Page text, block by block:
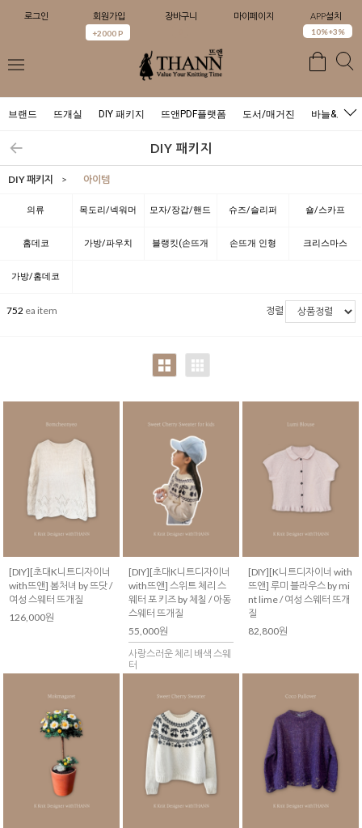
로그인 회원가입
+2000 P
장바구니 마이페이지 APP설치
10%+3%
브랜드 뜨개실 DIY 패키지 뜨앤PDF플랫폼 도서/매거진 바늘&도구
DIY 패키지
DIY 패키지 > 아이템
의류 목도리/넥워머 모자/장갑/핸드
워머
슈즈/슬리퍼 숄/스카프
홈데코 가방/파우치 블랭킷(손뜨개 손뜨개 인형 크리스마스
가방/홈데코
752 ea item 정렬
[DIY][초대K니트디자이너
with뜨앤] 봄처녀 by 뜨닷 /
여성 스웨터 뜨개질
126,000원
[DIY][초대K니트디자이너
with뜨앤] 스위트 체리 스
웨터 포 키즈 by 체칠 / 아동
스웨터 뜨개질
55,000원
사랑스러운 체리 배색 스웨
터
[DIY][K니트디자이너 with
뜨앤] 루미 블라우스 by mi
nt lime / 여성 스웨터 뜨개
질
82,800원